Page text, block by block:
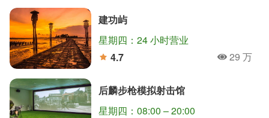
建功屿
星期四：24 小时营业
4.7
人氣29 万
后麟步枪模拟射击馆
星期四：08:00 – 20:00